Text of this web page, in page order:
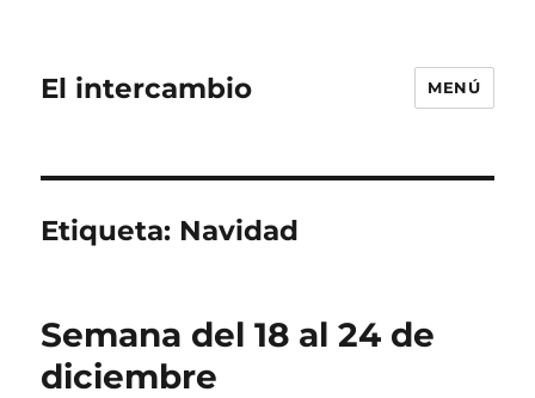
El intercambio MENÚ
Etiqueta: Navidad
Semana del 18 al 24 de
diciembre